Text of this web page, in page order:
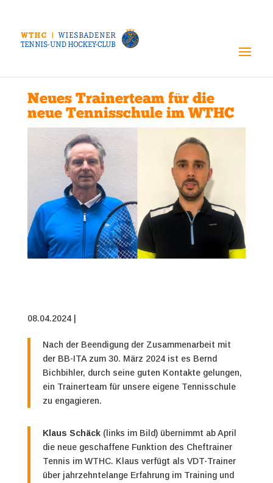
Neues Trainerteam für die
neue Tennisschule im WTHC
08.04.2024 |
Nach der Beendigung der Zusammenarbeit mit
der BB-ITA zum 30. März 2024 ist es Bernd
Bichbihler, durch seine guten Kontakte gelungen,
ein Trainerteam für unsere eigene Tennisschule
zu engagieren.
Klaus Schäck (links im Bild) übernimmt ab April
die neue geschaffene Funktion des Cheftrainer
Tennis im WTHC. Klaus verfügt als VDT-Trainer
über jahrzehntelange Erfahrung im Training und